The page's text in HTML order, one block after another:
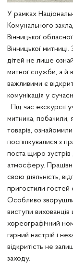
У рамках
Комунального
Вінницької
Вінницької
дітей не лише
митної служби, а й
важливими є
комунікація у
Під час екскурсії
митника, побачили,
товарів,
поспілкувалися з
поста щиро
атмосферу.
свою діяльність,
пригостили
Особливо
виступи вихованців
хореографічний
гарний настрій і
відкритість не
заходу.